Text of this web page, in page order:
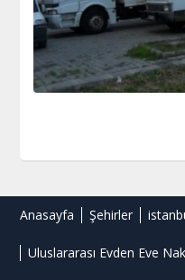
Anasayfa Şehirler
Uluslararası Evden Eve